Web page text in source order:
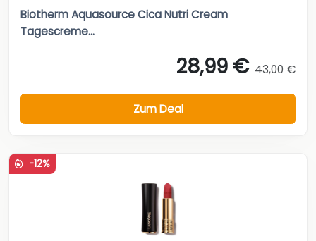
Biotherm Aquasource Cica Nutri Cream
Tagescreme...
28,99 € 43,00 €
Zum Deal
-12%